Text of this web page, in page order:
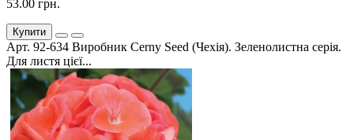
53.00 грн.
Купити
Арт. 92-634 Виробник Cerny Seed (Чехія). Зеленолистна серія.
Для листя цієї...